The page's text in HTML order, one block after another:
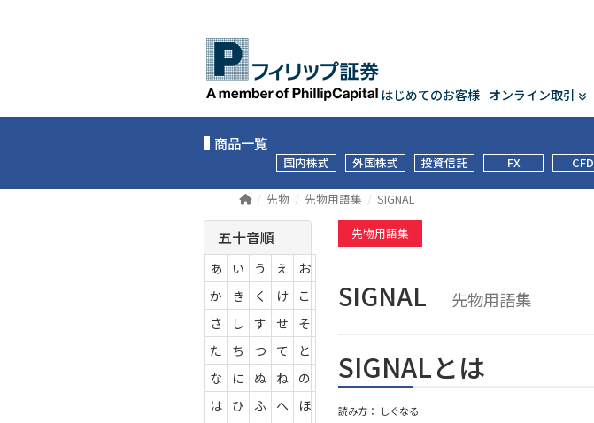
はじめてのお客様 オンライン取引
商品一覧
国内株式 外国株式 投資信託 FX CFD
先物 先物用語集 SIGNAL
先物用語集
SIGNAL 先物用語集
SIGNALとは
読み方： しぐなる
五十音順
あ い う え
お
か
き く け
こ
さ
し す せ
そ
た
ち つ て
と
な
に ぬ ね
の
は
ひ ふ へ
ほ